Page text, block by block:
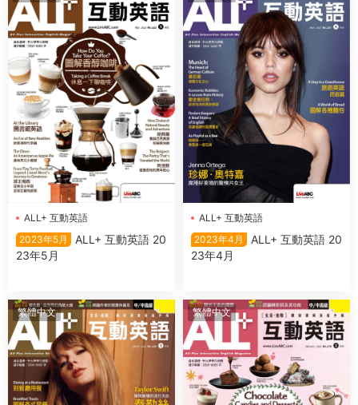
ALL+ 互動英語
2023年5月
ALL+ 互動英語 20
23年5月
ALL+ 互動英語
2023年4月
ALL+ 互動英語 20
23年4月
繁體中文 繁體中文